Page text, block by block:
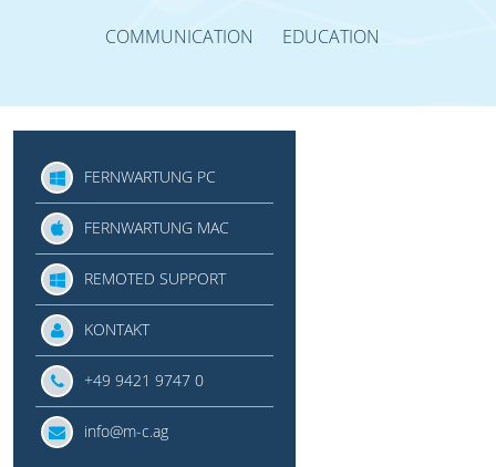
COMMUNICATION EDUCATION
FERNWARTUNG PC
FERNWARTUNG MAC
REMOTED SUPPORT
KONTAKT
+49 9421 9747 0
info@m-c.ag